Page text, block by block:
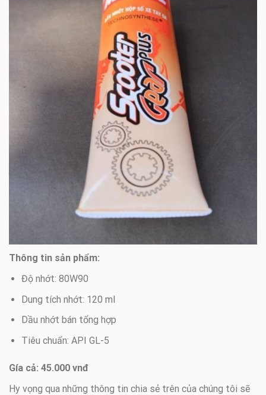
Thông tin sản phẩm:
Độ nhớt: 80W90
Dung tích nhớt: 120 ml
Dầu nhớt bán tổng hợp
Tiêu chuẩn: API GL-5
Gía cả: 45.000 vnđ
Hy vọng qua những thông tin chia sẻ trên của chúng tôi sẽ